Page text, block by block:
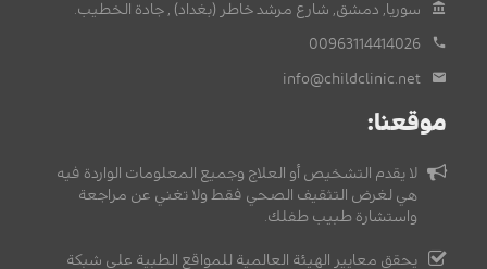
سوريا, دمشق, شارع مرشد خاطر (بغداد) , جادة الخطيب.
00963114414026
info@childclinic.net
موقعنا:
لا يقدم التشخيص أو العلاج وجميع المعلومات الواردة فيه
هي لغرض التثقيف الصحي فقط ولا تغني عن مراجعة
واستشارة طبيب طفلك.
يحقق معايير الهيئة العالمية للمواقع الطبية على شبكة